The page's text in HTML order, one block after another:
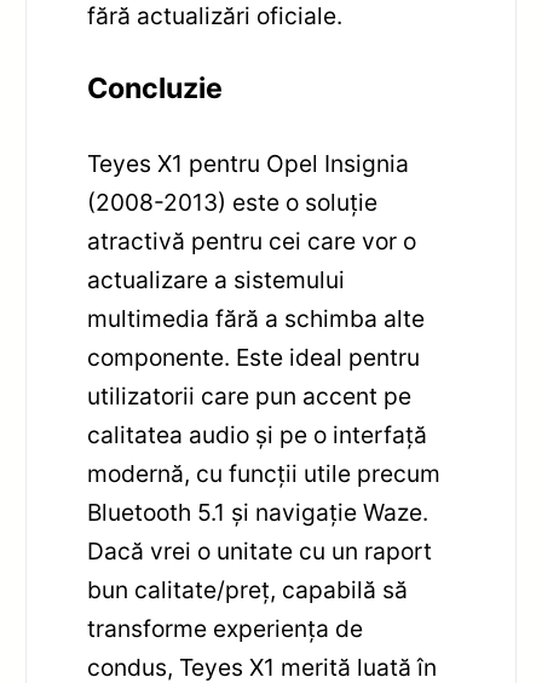
fără actualizări oficiale.
Concluzie
Teyes X1 pentru Opel Insignia
(2008-2013) este o soluție
atractivă pentru cei care vor o
actualizare a sistemului
multimedia fără a schimba alte
componente. Este ideal pentru
utilizatorii care pun accent pe
calitatea audio și pe o interfață
modernă, cu funcții utile precum
Bluetooth 5.1 și navigație Waze.
Dacă vrei o unitate cu un raport
bun calitate/preț, capabilă să
transforme experiența de
condus, Teyes X1 merită luată în